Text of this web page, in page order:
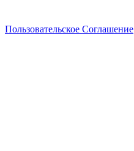
Пользовательское Соглашение